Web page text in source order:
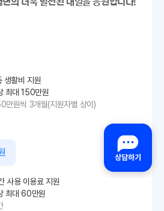
생활비 지원
최대 150만원
원씩 3개월(지원자별 상이)
사용 이용료 지원
최대 60만원